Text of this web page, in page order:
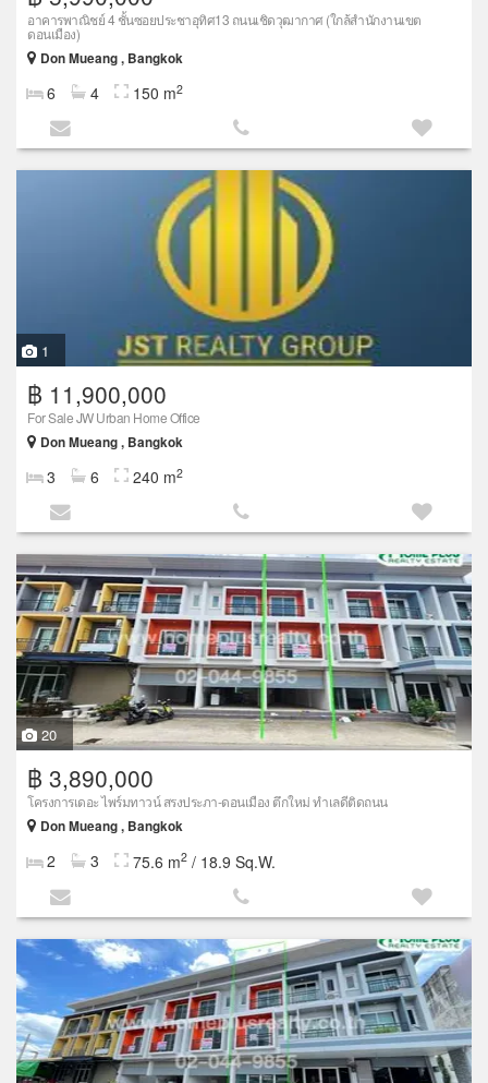
อาคารพาณิชย์ 4 ชั้นซอยประชาอุทิศ13 ถนนเชิดวุฒากาศ (ใกล้สำนักงานเขต
ดอนเมือง)
Don Mueang , Bangkok
6 4 150 m2
1
฿ 11,900,000
For Sale JW Urban Home Office
Don Mueang , Bangkok
3 6 240 m2
20
฿ 3,890,000
โครงการเดอะ ไพร์มทาวน์ สรงประภา-ดอนเมือง ตึกใหม่ ทำเลดีติดถนน
Don Mueang , Bangkok
2 3 75.6 m2 / 18.9 Sq.W.